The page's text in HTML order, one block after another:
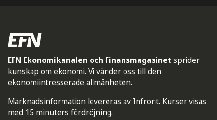
EFN Ekonomikanalen och Finansmagasinet sprider
kunskap om ekonomi. Vi vänder oss till den
ekonomiintresserade allmänheten.
Marknadsinformation levereras av Infront. Kurser visas
med 15 minuters fördröjning.